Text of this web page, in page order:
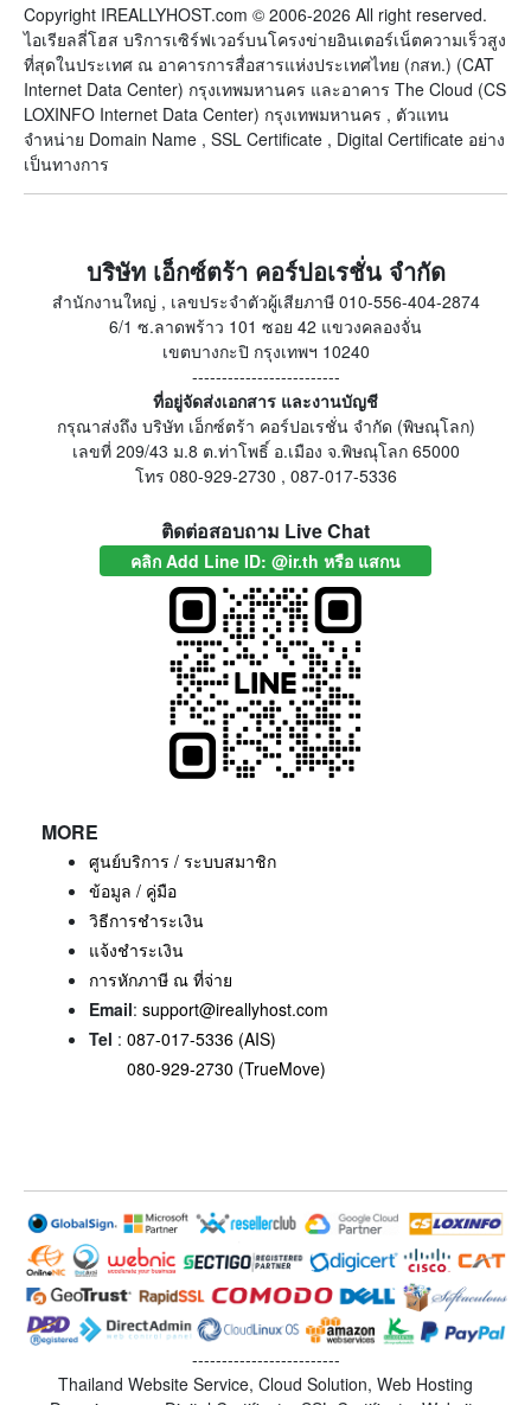
Copyright IREALLYHOST.com © 2006-2026 All right reserved.
ไอเรียลลี่โฮส บริการเซิร์ฟเวอร์บนโครงข่ายอินเตอร์เน็ตความเร็วสูง
ที่สุดในประเทศ ณ อาคารการสื่อสารแห่งประเทศไทย (กสท.) (CAT
Internet Data Center) กรุงเทพมหานคร และอาคาร The Cloud (CS
LOXINFO Internet Data Center) กรุงเทพมหานคร , ตัวแทน
จำหน่าย Domain Name , SSL Certificate , Digital Certificate อย่าง
เป็นทางการ
บริษัท เอ็กซ์ตร้า คอร์ปอเรชั่น จำกัด
สำนักงานใหญ่ , เลขประจำตัวผู้เสียภาษี 010-556-404-2874
6/1 ซ.ลาดพร้าว 101 ซอย 42 แขวงคลองจั่น
เขตบางกะปิ กรุงเทพฯ 10240
-------------------------
ที่อยู่จัดส่งเอกสาร และงานบัญชี
กรุณาส่งถึง บริษัท เอ็กซ์ตร้า คอร์ปอเรชั่น จำกัด (พิษณุโลก)
เลขที่ 209/43 ม.8 ต.ท่าโพธิ์ อ.เมือง จ.พิษณุโลก 65000
โทร 080-929-2730 , 087-017-5336
ติดต่อสอบถาม Live Chat
คลิก Add Line ID: @ir.th หรือ แสกน
MORE
ศูนย์บริการ / ระบบสมาชิก
ข้อมูล / คู่มือ
วิธีการชำระเงิน
แจ้งชำระเงิน
การหักภาษี ณ ที่จ่าย
Email: support@ireallyhost.com
Tel : 087-017-5336 (AIS)
080-929-2730 (TrueMove)
-------------------------
Thailand Website Service, Cloud Solution, Web Hosting